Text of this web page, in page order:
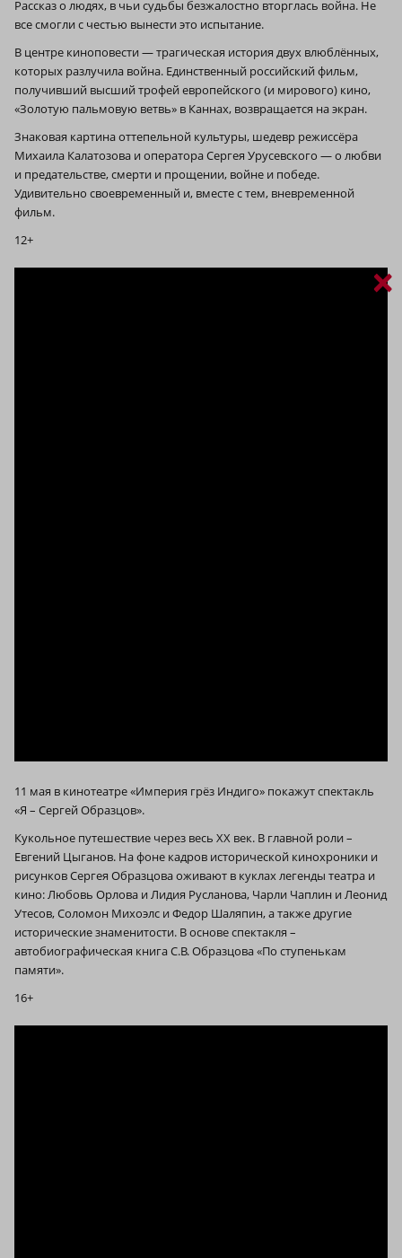
Рассказ о людях, в чьи судьбы безжалостно вторглась война. Не
все смогли с честью вынести это испытание.
В центре киноповести — трагическая история двух влюблённых,
которых разлучила война. Единственный российский фильм,
получивший высший трофей европейского (и мирового) кино,
«Золотую пальмовую ветвь» в Каннах, возвращается на экран.
Знаковая картина оттепельной культуры, шедевр режиссёра
Михаила Калатозова и оператора Сергея Урусевского — о любви
и предательстве, смерти и прощении, войне и победе.
Удивительно своевременный и, вместе с тем, вневременной
фильм.
12+
11 мая в кинотеатре «Империя грёз Индиго» покажут спектакль
«Я – Сергей Образцов».
Кукольное путешествие через весь ХХ век. В главной роли –
Евгений Цыганов. На фоне кадров исторической кинохроники и
рисунков Сергея Образцова оживают в куклах легенды театра и
кино: Любовь Орлова и Лидия Русланова, Чарли Чаплин и Леонид
Утесов, Соломон Михоэлс и Федор Шаляпин, а также другие
исторические знаменитости. В основе спектакля –
автобиографическая книга С.В. Образцова «По ступенькам
памяти».
16+
×